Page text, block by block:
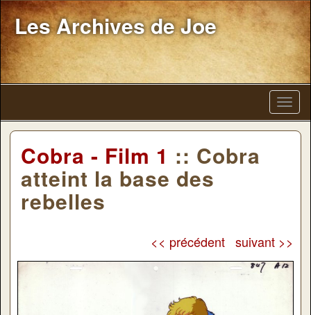
Les Archives de Joe
Cobra - Film 1 :: Cobra
atteint la base des
rebelles
<< précédent suivant >>